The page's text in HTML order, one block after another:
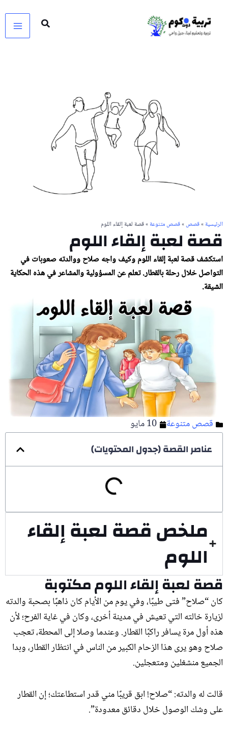
المحتوى
الرئيسية»قصص»قصص متنوعة» قصة لعبة إلقاء اللوم
قصة لعبة إلقاء اللوم
استكشف قصة لعبة إلقاء اللوم وكيف واجه صلاح ووالدته صعوبات في
التواصل خلال رحلة بالقطار. تعلم عن المسؤولية والمشاعر في هذه الحكاية
الشيقة.
قصص متنوعة 10 مايو
عناصر القصة (جدول المحتويات)
ملخص قصة لعبة إلقاء
اللوم
قصة لعبة إلقاء اللوم مكتوبة
كان “صلاح” فتى طيبًا، وفي يوم من الأيام كان ذاهبًا بصحبة والدته
لزيارة خالته التي تعيش في مدينة أخرى، وكان في غاية الفرح؛ لأن
هذه أول مرة يسافر راكبًا القطار. وعندما وصلا إلى المحطة، تعجب
صلاح وهو يرى هذا الزحام الكبير من الناس في انتظار القطار، وبدا
الجميع منشغلين ومتعجلين.
قالت له والدته: “صلاح! ابق قريبًا مني قدر استطاعتك؛ إن القطار
على وشك الوصول خلال دقائق معدودة”.